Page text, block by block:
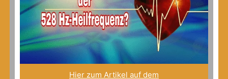
Hier zum Artikel auf dem